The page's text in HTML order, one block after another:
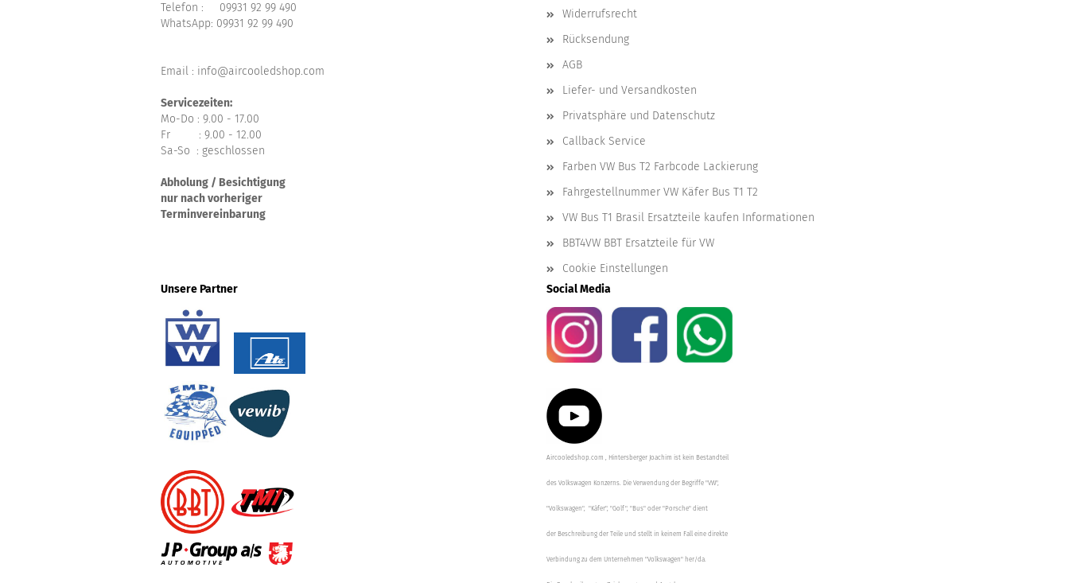
Telefon : 09931 92 99 490
WhatsApp: 09931 92 99 490
Email : info@aircooledshop.com
Servicezeiten:
Mo-Do : 9.00 - 17.00
Fr : 9.00 - 12.00
Sa-So : geschlossen
Abholung / Besichtigung
nur nach vorheriger
Terminvereinbarung
Widerrufsrecht
Rücksendung
AGB
Liefer- und Versandkosten
Privatsphäre und Datenschutz
Callback Service
Farben VW Bus T2 Farbcode Lackierung
Fahrgestellnummer VW Käfer Bus T1 T2
VW Bus T1 Brasil Ersatzteile kaufen Informationen
BBT4VW BBT Ersatzteile für VW
Cookie Einstellungen
Unsere Partner
Social Media
Aircooledshop.com , Hintersberger Joachim ist kein Bestandteil
des Volkswagen Konzerns. Die Verwendung der Begriffe "VW",
"Volkswagen", "Käfer", "Golf", "Bus" oder "Porsche" dient
der Beschreibung der Teile und stellt in keinem Fall eine direkte
Verbindung zu dem Unternehmen "Volkswagen" her/da.